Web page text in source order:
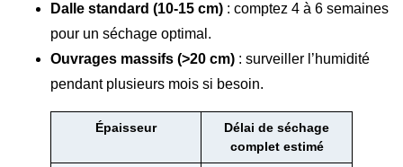
Dalle standard (10-15 cm) : comptez 4 à 6 semaines
pour un séchage optimal.
Ouvrages massifs (>20 cm) : surveiller l’humidité
pendant plusieurs mois si besoin.
Épaisseur
Délai de séchage
complet estimé